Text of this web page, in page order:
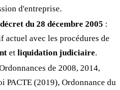
d'entreprise.
du 28 décembre 2005 :
avec les procédures de
et liquidation judiciaire.
de 2008, 2014,
PACTE (2019), Ordonnance du